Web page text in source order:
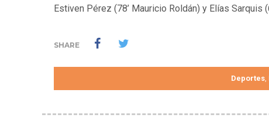
Estiven Pérez (78’ Mauricio Roldán) y Elías Sarquis
SHARE
Deportes